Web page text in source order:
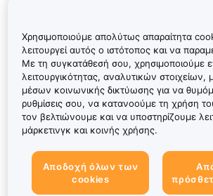
Χρησιμοποιούμε απολύτως απαραίτητα
λειτουργεί αυτός ο ιστότοπος και να
Με τη συγκατάθεσή σου, χρησιμοποιούμε
λειτουργικότητας, αναλυτικών στοιχείων,
μέσων κοινωνικής δικτύωσης για να
ρυθμίσεις σου, να κατανοούμε τη χρήση
τον βελτιώνουμε και να υποστηρίζουμε
μάρκετινγκ και κοινής χρήσης.
Αποδοχή όλων των
cookies